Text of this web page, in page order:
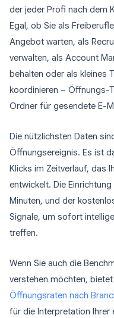
der jeder Profi nach dem
Egal, ob Sie als
Angebot warten, als
verwalten, als Account
behalten oder als kleines
koordinieren – Öffnungs-
Ordner für gesendete E-
Die nützlichsten Daten
Öffnungsereignis. Es ist
Klicks im Zeitverlauf, das
entwickelt. Die Einrichtung
Minuten, und der
Signale, um sofort
treffen.
Wenn Sie auch die
verstehen möchten,
Öffnungsraten nach
für die Interpretation Ihrer